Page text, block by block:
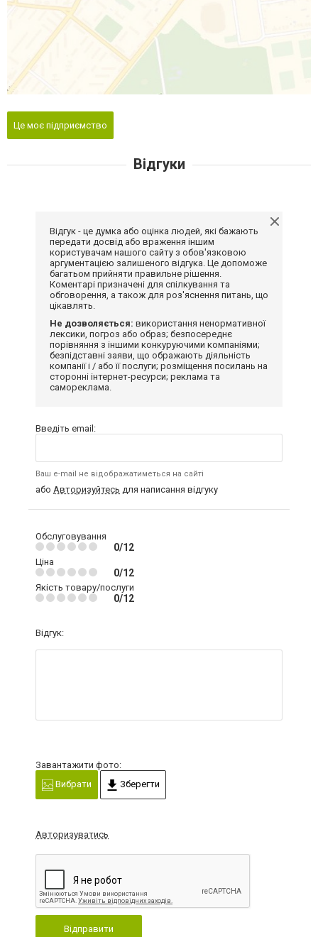
Це моє підприємство
Відгуки
Відгук - це думка або оцінка людей, які бажають
передати досвід або враження іншим
користувачам нашого сайту з обов'язковою
аргументацією залишеного відгука. Це допоможе
багатьом прийняти правильне рішення.
Коментарі призначені для спілкування та
обговорення, а також для роз'яснення питань, що
цікавлять.
Не дозволяється: використання ненормативної
лексики, погроз або образ; безпосереднє
порівняння з іншими конкуруючими компаніями;
безпідставні заяви, що ображають діяльність
компанії і / або її послуги; розміщення посилань на
сторонні інтернет-ресурси; реклама та
самореклама.
Введіть email:
Ваш e-mail не відображатиметься на сайті
або Авторизуйтесь для написання відгуку
Обслуговування
0/12
Ціна
0/12
Якість товару/послуги
0/12
Відгук:
Завантажити фото:
Вибрати
Зберегти
Авторизуватись
Відправити